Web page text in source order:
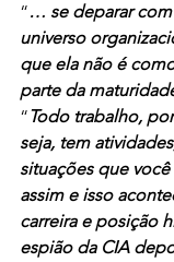
“… se deparar
universo
que ela não é
parte da
“Todo trabalho,
seja, tem
situações que
assim e isso
carreira e posição
espião da CIA